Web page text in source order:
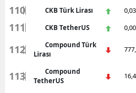
110 CKB Türk Lirası
111 CKB TetherUS
112
Compound Türk
Lirası
113
Compound
TetherUS
16,4